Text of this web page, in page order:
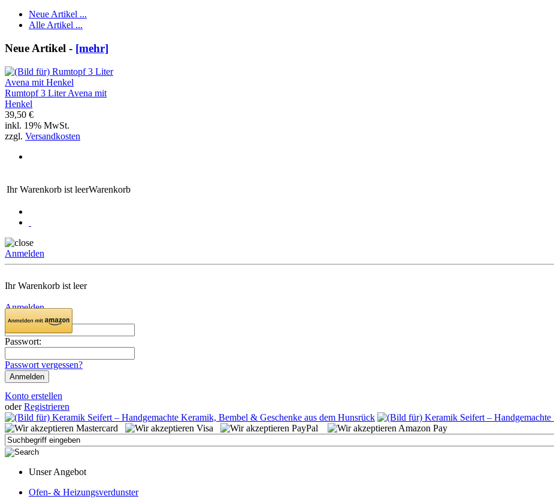
Neue Artikel ...
Alle Artikel ...
Neue Artikel - [mehr]
Rumtopf 3 Liter Avena mit
Henkel
39,50 €
inkl. 19% MwSt.
zzgl. Versandkosten
Ihr Warenkorb ist leerWarenkorb
Anmelden
Ihr Warenkorb ist leer
Anmelden
Email:
Passwort:
Passwort vergessen?
Konto erstellen
oder Registrieren
Unser Angebot
Ofen- & Heizungsverdunster